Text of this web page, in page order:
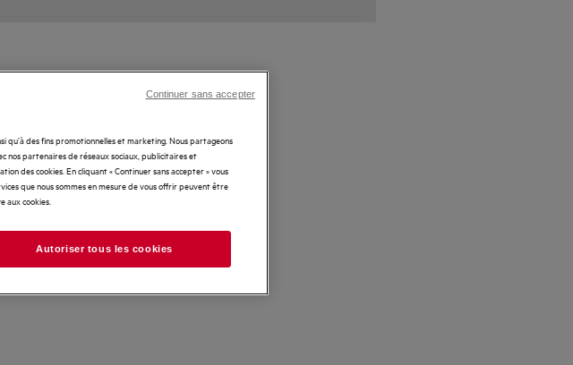
qu’à des fins promotionnelles et marketing. Nous partageons
nos partenaires de réseaux sociaux, publicitaires et
des cookies. En cliquant « Continuer sans accepter » vous
que nous sommes en mesure de vous offrir peuvent être
aux cookies.
Autoriser tous les cookies
Continuer sans accepter